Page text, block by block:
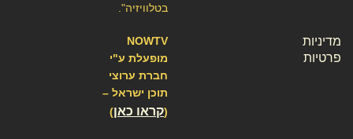
בטלוויזיה".
NOWTV
מופעלת ע"י
חברת ערוצי
תוכן ישראל –
(קראו כאן)
מדיניות
פרטיות